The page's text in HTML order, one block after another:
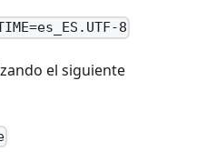
8
el siguiente